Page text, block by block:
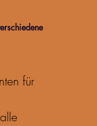
für